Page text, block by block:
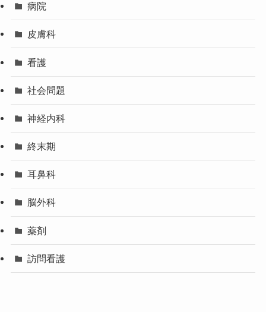
病院
皮膚科
看護
社会問題
神経内科
終末期
耳鼻科
脳外科
薬剤
訪問看護